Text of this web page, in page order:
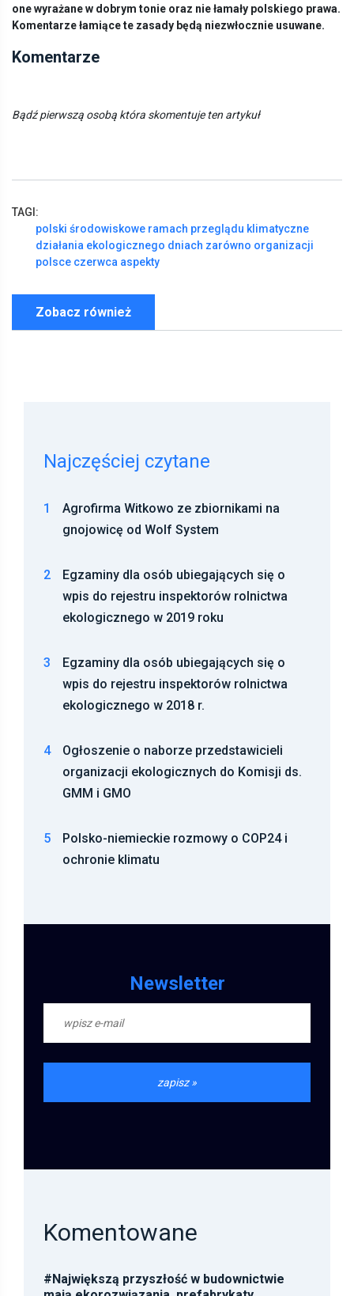
one wyrażane w dobrym tonie oraz nie łamały polskiego prawa.
Komentarze łamiące te zasady będą niezwłocznie usuwane.
Komentarze
Bądź pierwszą osobą która skomentuje ten artykuł
TAGI:
polski środowiskowe ramach przeglądu klimatyczne
działania ekologicznego dniach zarówno organizacji
polsce czerwca aspekty
Zobacz również
Najczęściej czytane
1
Agrofirma Witkowo ze zbiornikami na
gnojowicę od Wolf System
2
Egzaminy dla osób ubiegających się o
wpis do rejestru inspektorów rolnictwa
ekologicznego w 2019 roku
3
Egzaminy dla osób ubiegających się o
wpis do rejestru inspektorów rolnictwa
ekologicznego w 2018 r.
4
Ogłoszenie o naborze przedstawicieli
organizacji ekologicznych do Komisji ds.
GMM i GMO
5
Polsko-niemieckie rozmowy o COP24 i
ochronie klimatu
Newsletter
Komentowane
#Największą przyszłość w budownictwie